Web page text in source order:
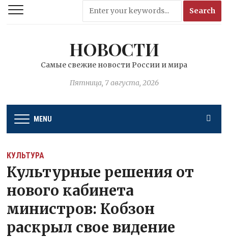
НОВОСТИ
Самые свежие новости России и мира
Пятница, 7 августа, 2026
MENU
КУЛЬТУРА
Культурные решения от
нового кабинета
министров: Кобзон
раскрыл свое видение